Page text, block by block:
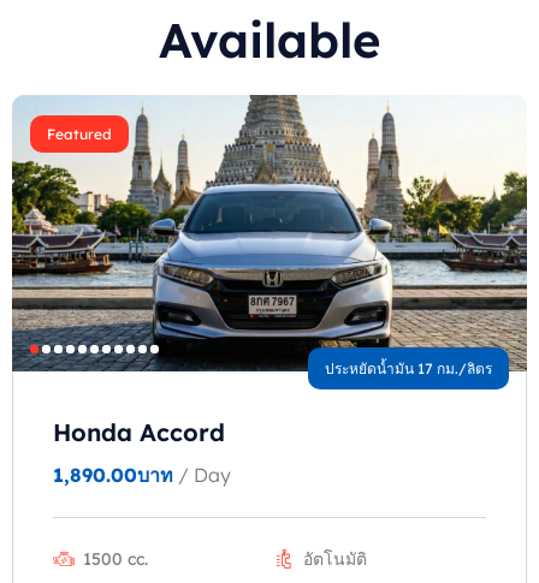
Available
Featured
ประหยัดน้ำมัน 17 กม./ลิตร
Honda Accord
1,890.00บาท / Day
1500 cc. อัตโนมัติ